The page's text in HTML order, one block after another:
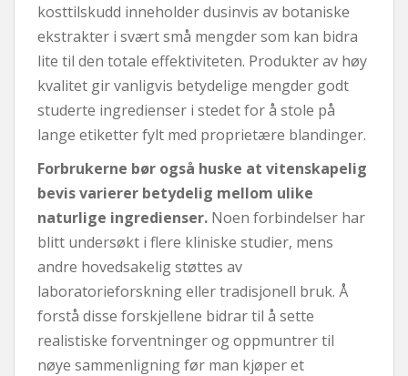
kosttilskudd inneholder dusinvis av botaniske
ekstrakter i svært små mengder som kan bidra
lite til den totale effektiviteten. Produkter av høy
kvalitet gir vanligvis betydelige mengder godt
studerte ingredienser i stedet for å stole på
lange etiketter fylt med proprietære blandinger.
Forbrukerne bør også huske at vitenskapelig
bevis varierer betydelig mellom ulike
naturlige ingredienser. Noen forbindelser har
blitt undersøkt i flere kliniske studier, mens
andre hovedsakelig støttes av
laboratorieforskning eller tradisjonell bruk. Å
forstå disse forskjellene bidrar til å sette
realistiske forventninger og oppmuntrer til
nøye sammenligning før man kjøper et